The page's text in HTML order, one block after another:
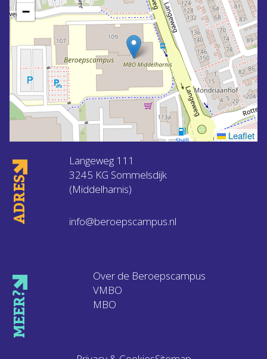
−
Leaflet
ADRES
Langeweg 111
3245 KG Sommelsdijk
(Middelharnis)
info@beroepscampus.nl
MEER?
Over de Beroepscampus
VMBO
MBO